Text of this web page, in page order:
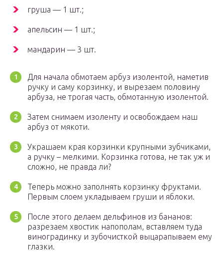
груша — 1 шт.;
апельсин — 1 шт.;
мандарин — 3 шт.
Для начала обмотаем арбуз изолентой, наметив
ручку и саму корзинку, и вырезаем половину
арбуза, не трогая часть, обмотанную изолентой.
Затем снимаем изоленту и освобождаем наш
арбуз от мякоти.
Украшаем края корзинки крупными зубчиками,
а ручку – мелкими. Корзинка готова, не так уж и
сложно, не правда ли?
Теперь можно заполнять корзинку фруктами.
Первым слоем укладываем груши и яблоки.
После этого делаем дельфинов из бананов:
разрезаем хвостик напополам, вставляем туда
виноградинку и зубочисткой выцарапываем ему
глазки.